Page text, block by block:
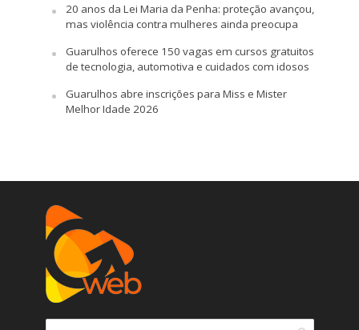
20 anos da Lei Maria da Penha: proteção avançou,
mas violência contra mulheres ainda preocupa
Guarulhos oferece 150 vagas em cursos gratuitos
de tecnologia, automotiva e cuidados com idosos
Guarulhos abre inscrições para Miss e Mister
Melhor Idade 2026